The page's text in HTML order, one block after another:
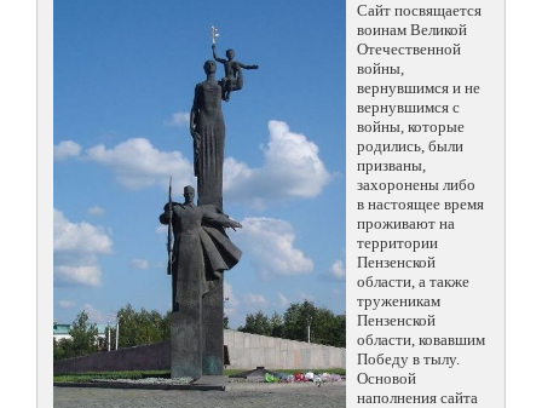
Сайт посвящается
воинам Великой
Отечественной
войны,
вернувшимся и не
вернувшимся с
войны, которые
родились, были
призваны,
захоронены либо
в настоящее время
проживают на
территории
Пензенской
области, а также
труженикам
Пензенской
области, ковавшим
Победу в тылу.
Основой
наполнения сайта